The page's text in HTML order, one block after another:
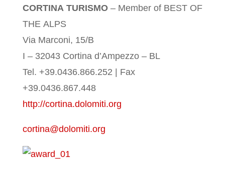
CORTINA TURISMO– Member of BEST OF
THE ALPS
Via Marconi, 15/B
I – 32043 Cortina d’Ampezzo – BL
Tel. +39.0436.866.252 | Fax
+39.0436.867.448
http://cortina.dolomiti.org
cortina@dolomiti.org